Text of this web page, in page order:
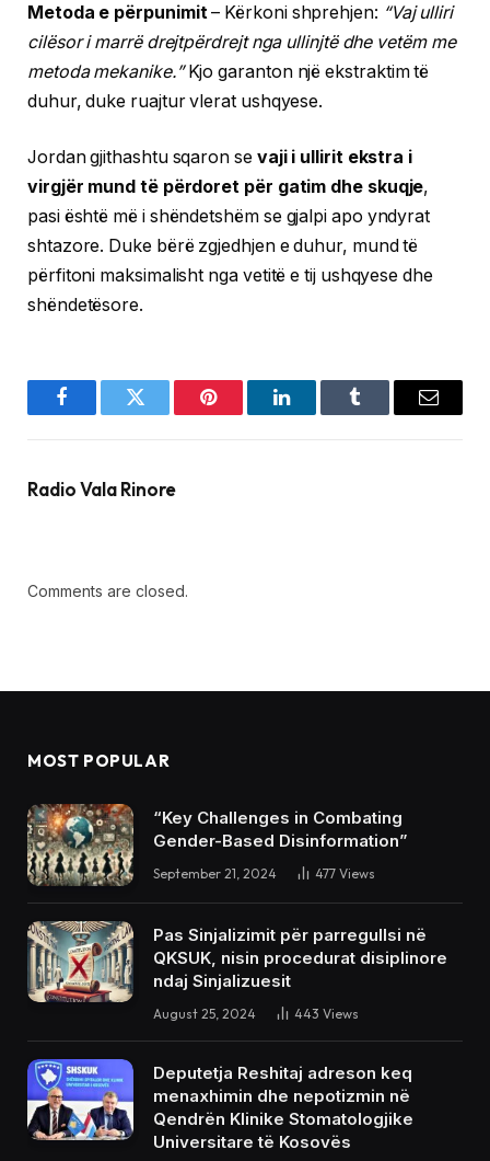
Metoda e përpunimit – Kërkoni shprehjen: “Vaj ulliri
cilësor i marrë drejtpërdrejt nga ullinjtë dhe vetëm me
metoda mekanike.”Kjo garanton një ekstraktim të
duhur, duke ruajtur vlerat ushqyese.
Jordan gjithashtu sqaron se vaji i ullirit ekstra i
virgjër mund të përdoret për gatim dhe skuqje,
pasi është më i shëndetshëm se gjalpi apo yndyrat
shtazore. Duke bërë zgjedhjen e duhur, mund të
përfitoni maksimalisht nga vetitë e tij ushqyese dhe
shëndetësore.
FacebookTwitter Pinterest LinkedInTumblr Email
Radio Vala Rinore
Comments are closed.
MOST POPULAR
“Key Challenges in Combating
Gender-Based Disinformation”
September 21, 2024 477 Views
Pas Sinjalizimit për parregullsi në
QKSUK, nisin procedurat disiplinore
ndaj Sinjalizuesit
August 25, 2024 443 Views
Deputetja Reshitaj adreson keq
menaxhimin dhe nepotizmin në
Qendrën Klinike Stomatologjike
Universitare të Kosovës